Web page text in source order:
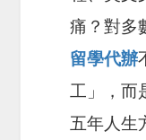
痛？對多
留學代辦
工」，而
五年人生